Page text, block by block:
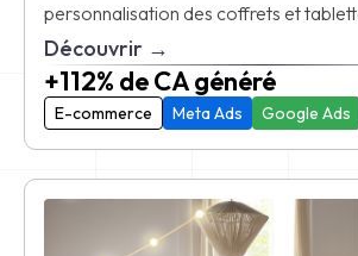
personnalisation des coffrets et
Découvrir →
+112% de CA généré
E-commerce Meta Ads Google Ads